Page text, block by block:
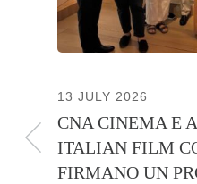
13 JULY 2026
CNA CINEMA E
ITALIAN FILM
FIRMANO UN